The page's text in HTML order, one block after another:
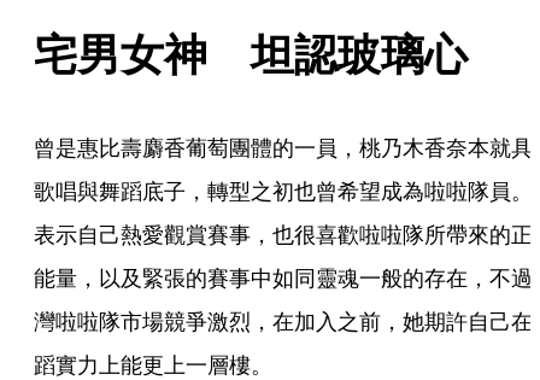
宅男女神　坦認玻璃心
曾是惠比壽麝香葡萄團體的一員，桃乃木香奈本就具
歌唱與舞蹈底子，轉型之初也曾希望成為啦啦隊員。
表示自己熱愛觀賞賽事，也很喜歡啦啦隊所帶來的正
能量，以及緊張的賽事中如同靈魂一般的存在，不過
灣啦啦隊市場競爭激烈，在加入之前，她期許自己在
蹈實力上能更上一層樓。